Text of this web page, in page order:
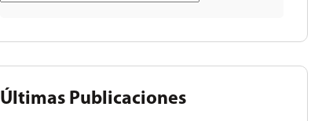
Últimas Publicaciones